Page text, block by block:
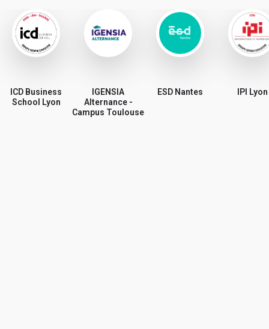
En soumettant mon avis, j'accepte lesconditions
générales d'utilisation.
ICD Business
School Lyon
IGENSIA
Alternance -
Campus Toulouse
ESD Nantes IPI Lyon